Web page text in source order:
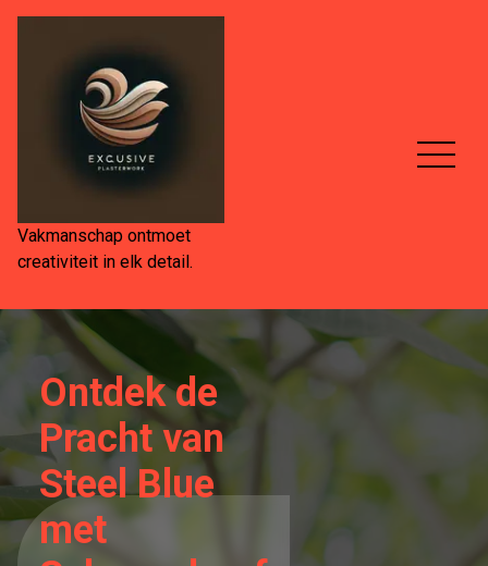
Spring
Vakmanschap ontmoet
creativiteit in elk detail.
Ontdek de
Pracht van
Steel Blue
met